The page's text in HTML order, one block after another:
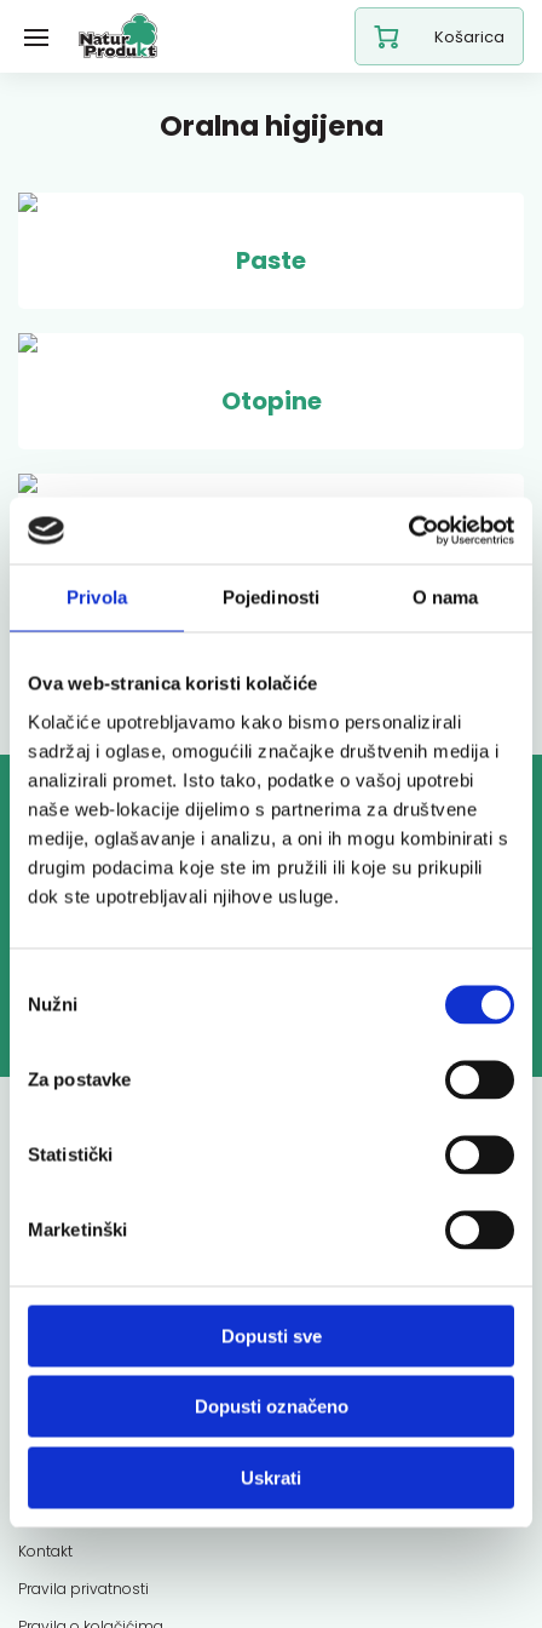
Privola Pojedinosti O nama
Ova web-stranica koristi kolačiće
Kolačiće upotrebljavamo kako bismo personalizirali
sadržaj i oglase, omogućili značajke društvenih medija i
analizirali promet. Isto tako, podatke o vašoj upotrebi
naše web-lokacije dijelimo s partnerima za društvene
medije, oglašavanje i analizu, a oni ih mogu kombinirati s
drugim podacima koje ste im pružili ili koje su prikupili
dok ste upotrebljavali njihove usluge.
pristanka
Nužni
Za postavke
Statistički
Marketinški
Dopusti sve
Dopusti označeno
Uskrati
Košarica
Oralna higijena
Paste
Otopine
Zubni konac
Isključivo vrhunska kvaliteta,
pažljivo birani proizvodi
Sportaši
Brendovi
O nama
Kontakt
Pravila privatnosti